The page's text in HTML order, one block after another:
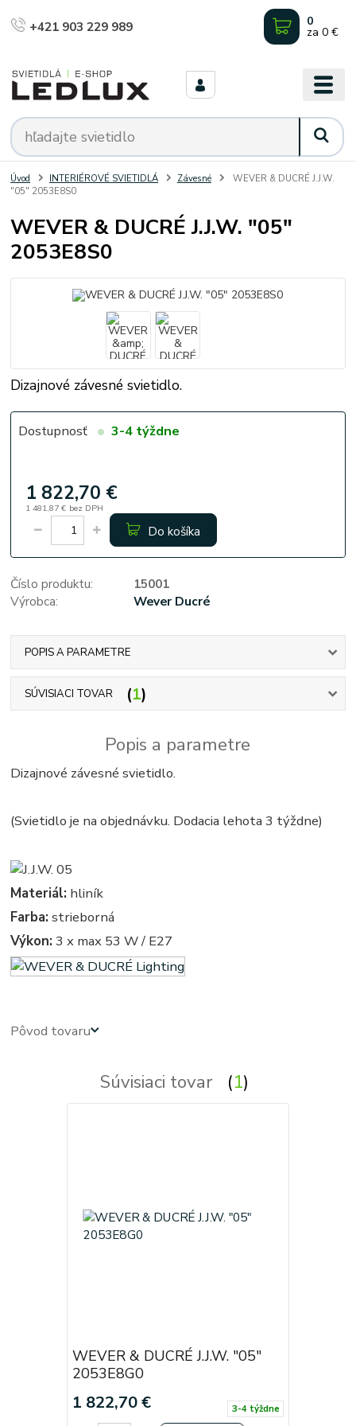
+421 903 229 989 0
za 0 €
Úvod INTERIÉROVÉ SVIETIDLÁ Závesné
WEVER & DUCRÉ J.J.W.
"05" 2053E8S0
WEVER & DUCRÉ J.J.W. "05"
2053E8S0
Dizajnové závesné svietidlo.
Dostupnosť 3-4 týždne
1 822,70 €
1 481,87 € bez DPH
Do košíka
Číslo produktu:
15001
Výrobca:
Wever Ducré
POPIS A PARAMETRE
SÚVISIACI TOVAR 1
Popis a parametre
Dizajnové závesné svietidlo.
(Svietidlo je na objednávku. Dodacia lehota 3 týždne)
Materiál: hliník
Farba: strieborná
Výkon: 3 x max 53 W / E27
Pôvod tovaru
Súvisiaci tovar 1
WEVER & DUCRÉ J.J.W. "05"
2053E8G0
1 822,70 € 3-4 týždne